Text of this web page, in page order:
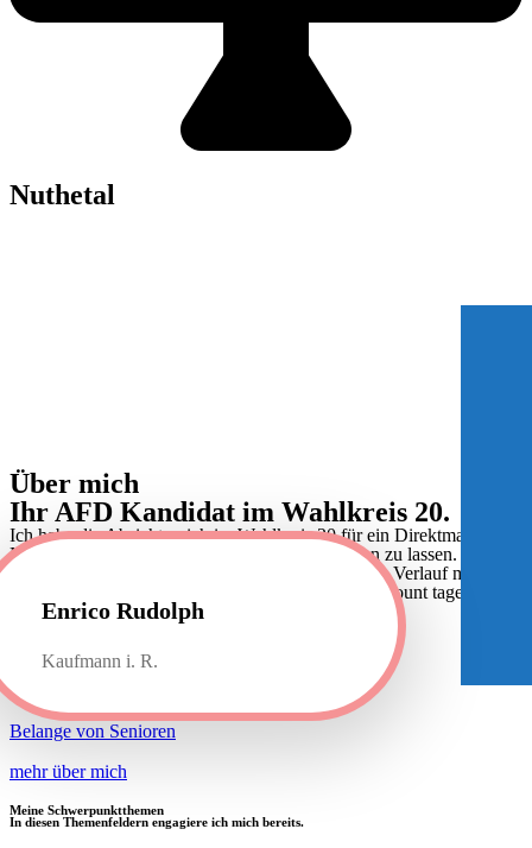
Nuthetal
Über mich
Ihr AFD Kandidat im Wahlkreis 20.
Ich habe die Absicht, mich im Wahlkreis 20 für ein Direktmandat im
Namen der Alternative für Deutschland aufstellen zu lassen. In den
kommenden Monaten werde ich Sie gern über den Verlauf meiner
Kandidatur auf dieser Webseite und meinem X Account tagesaktuell
informieren.
Sport und Soziales
Familien und Vereine
Belange von Senioren
mehr über mich
Enrico Rudolph
Kaufmann i. R.
Meine Schwerpunktthemen
In diesen Themenfeldern engagiere ich mich bereits.